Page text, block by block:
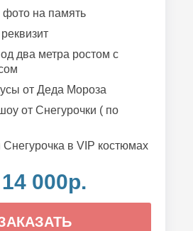
на память
два метра ростом с
от Деда Мороза
от Снегурочки ( по
в VIP костюмах
14 000р.